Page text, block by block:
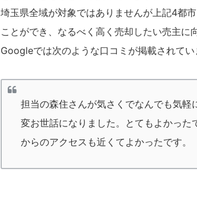
埼玉県全域が対象ではありませんが上記4都
ことができ、なるべく高く売却したい売主に
Googleでは次のような口コミが掲載されてい
担当の森住さんが気さくでなんでも気
変お世話になりました。とてもよかっ
からのアクセスも近くてよかったです。